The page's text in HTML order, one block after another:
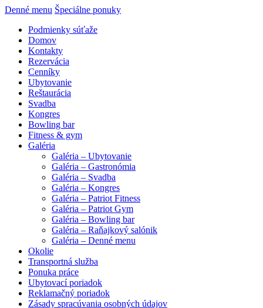
Denné menu Špeciálne ponuky
Podmienky súťaže
Domov
Kontakty
Rezervácia
Cenníky
Ubytovanie
Reštaurácia
Svadba
Kongres
Bowling bar
Fitness & gym
Galéria
Galéria – Ubytovanie
Galéria – Gastronómia
Galéria – Svadba
Galéria – Kongres
Galéria – Patriot Fitness
Galéria – Patriot Gym
Galéria – Bowling bar
Galéria – Raňajkový salónik
Galéria – Denné menu
Okolie
Transportná služba
Ponuka práce
Ubytovací poriadok
Reklamačný poriadok
Zásady spracúvania osobných údajov